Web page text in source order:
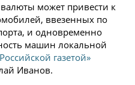
может привести к
ввезенных по
и одновременно
машин локальной
газетой»
Иванов.